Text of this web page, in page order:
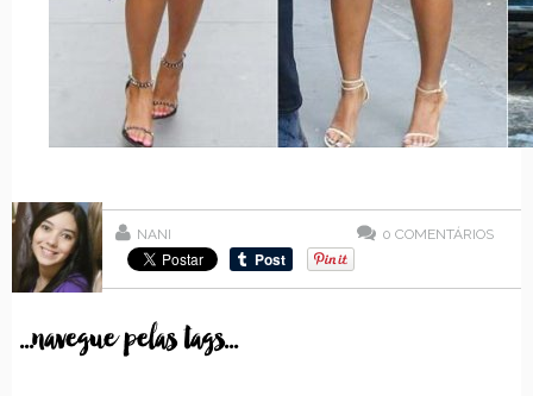
NANI 0 COMENTÁRIOS
...navegue pelas tags...